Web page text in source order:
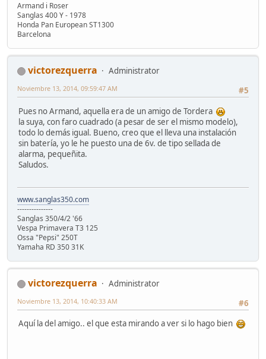
Armand i Roser
Sanglas 400 Y - 1978
Honda Pan European ST1300
Barcelona
victorezquerra
Administrator
#5
Noviembre 13, 2014, 09:59:47 AM
Pues no Armand, aquella era de un amigo de Tordera
la suya, con faro cuadrado (a pesar de ser el mismo modelo),
todo lo demás igual. Bueno, creo que el lleva una instalación
sin batería, yo le he puesto una de 6v. de tipo sellada de
alarma, pequeñita.
Saludos.
www.sanglas350.com
---------------
Sanglas 350/4/2 '66
Vespa Primavera T3 125
Ossa "Pepsi" 250T
Yamaha RD 350 31K
victorezquerra
Administrator
#6
Noviembre 13, 2014, 10:40:33 AM
Aquí la del amigo.. el que esta mirando a ver si lo hago bien